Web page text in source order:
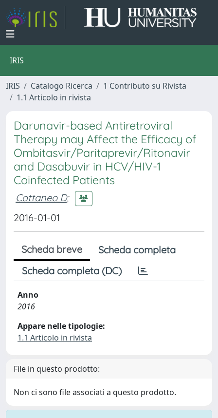
IRIS
IRIS Catalogo Ricerca
1 Contributo su Rivista
1.1 Articolo in rivista
Darunavir-based Antiretroviral
Therapy may Affect the Efficacy of
Ombitasvir/Paritaprevir/Ritonavir
and Dasabuvir in HCV/HIV-1
Coinfected Patients
Cattaneo D;
2016-01-01
Scheda breve
Scheda completa
Scheda completa (DC)
Anno
2016
Appare nelle tipologie:
1.1 Articolo in rivista
File in questo prodotto:
Non ci sono file associati a questo prodotto.